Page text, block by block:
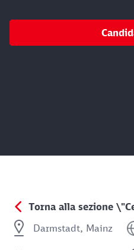
Torna alla sezione
Darmstadt, Mainz